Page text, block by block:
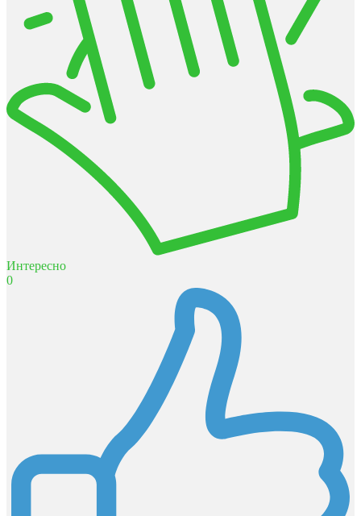
Интересно
0